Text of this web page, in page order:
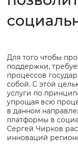
Основная
Для того чтобы
поддержки,
процессов
собой. С этой
услуги по
упрощая всю
в данном
платформы в
Сергей Чирков
инноваций